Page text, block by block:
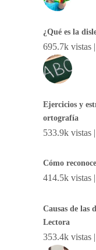
¿Qué es la
695.7k vistas |
Ejercicios y
ortografía
533.9k vistas |
Cómo
414.5k vistas |
Causas de las
Lectora
353.4k vistas |